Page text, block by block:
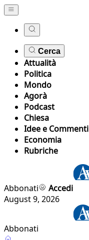
Cerca
Attualità
Politica
Mondo
Agorà
Podcast
Chiesa
Idee e Commenti
Economia
Rubriche
Abbonati
Accedi
August 9, 2026
Abbonati